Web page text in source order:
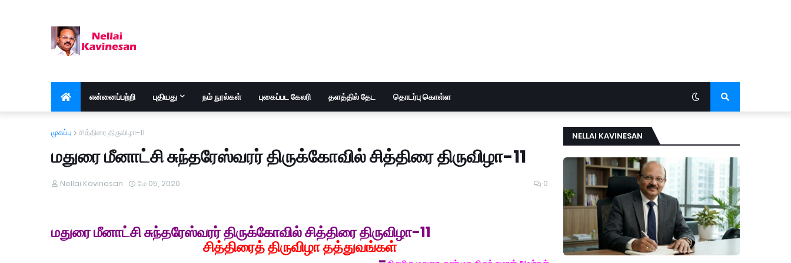
என்னைப்பற்றி புதியது நம் நூல்கள் புகைப்பட கேலரி தளத்தில் தேட தொடர்பு கொள்ள
முகப்பு சித்திரை திருவிழா-11
மதுரை மீனாட்சி சுந்தரேஸ்வரர் திருக்கோவில் சித்திரை திருவிழா-11
Nellai Kavinesan மே 05, 2020 0
மதுரை மீனாட்சி சுந்தரேஸ்வரர் திருக்கோவில் சித்திரை திருவிழா-11
சித்திரைத் திருவிழா தத்துவங்கள்
NELLAI KAVINESAN